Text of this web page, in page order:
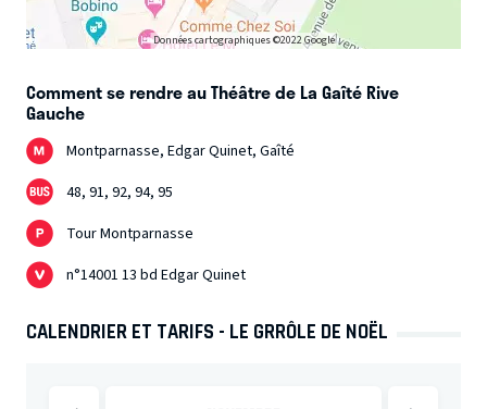
Données cartographiques ©2022 Google
Comment se rendre au Théâtre de La Gaîté Rive
Gauche
Montparnasse, Edgar Quinet, Gaîté
48, 91, 92, 94, 95
Tour Montparnasse
n°14001 13 bd Edgar Quinet
CALENDRIER ET TARIFS - LE GRRÔLE DE NOËL